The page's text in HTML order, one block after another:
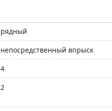
рядный
непосредственный впрыск
4
2